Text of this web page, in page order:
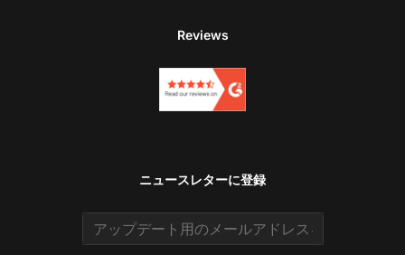
Reviews
ニュースレターに登録
Email address